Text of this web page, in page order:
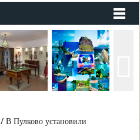
/ В Пулково установили